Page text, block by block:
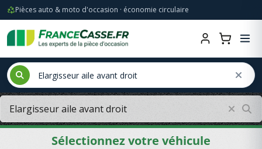
Pièces auto & moto d'occasion · économie circulaire
Sélectionnez votre véhicule